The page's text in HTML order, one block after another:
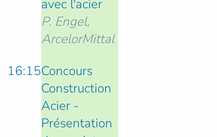
avec l'acier
P. Engel,
ArcelorMittal
16:15Concours
Construction
Acier -
Présentation